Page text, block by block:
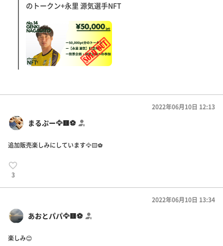
のトークン+永里 源気選手NFT
まるぷー🦅🟨⚽️
2022年06月10日 12:13
追加販売楽しみにしています🦅🟨⚽️
3
あおとパパ🦅🟨⚽️
2022年06月10日 13:34
楽しみ😊